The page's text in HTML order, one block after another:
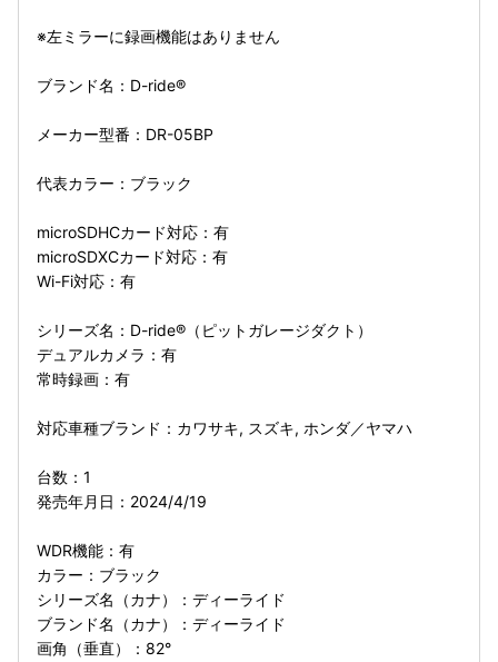
※左ミラーに録画機能はありません
ブランド名：D-ride®
メーカー型番：DR-05BP
代表カラー：ブラック
microSDHCカード対応：有
microSDXCカード対応：有
Wi-Fi対応：有
シリーズ名：D-ride®（ピットガレージダクト）
デュアルカメラ：有
常時録画：有
対応車種ブランド：カワサキ, スズキ, ホンダ／ヤマハ
台数：1
発売年月日：2024/4/19
WDR機能：有
カラー：ブラック
シリーズ名（カナ）：ディーライド
ブランド名（カナ）：ディーライド
画角（垂直）：82°